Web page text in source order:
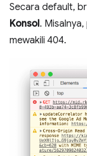
Secara default,
Konsol.
mewakili 404.